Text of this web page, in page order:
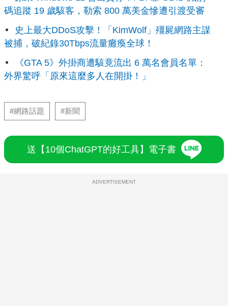
碼追蹤 19 歲駭客，勒索 800 萬美金慘遭引渡受審
史上最大DDoS攻擊！「KimWolf」殭屍網路主謀
被捕，破紀錄30Tbps流量癱瘓全球！
《GTA 5》外掛商遭駭竟流出 6 萬名會員名單：
外界驚呼「原來這麼多人在開掛！」
#網路話題 #新聞
送【10個ChatGPT的好工具】電子書
ADVERTISEMENT